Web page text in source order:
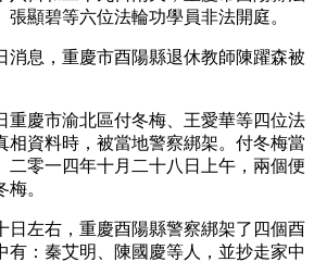
張顯碧等六位法輪功學員非法開庭。
息，重慶市酉陽縣退休教師陳躍森被
慶市渝北區付冬梅、王愛華等四位法
相資料時，被當地警察綁架。付冬梅當
二零一四年十月二十八日上午，兩個便
。
左右，重慶酉陽縣警察綁架了四個酉
有：秦艾明、陳國慶等人，並抄走家中